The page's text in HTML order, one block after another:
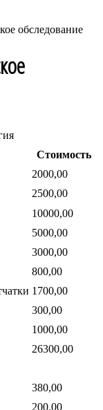
обследование
Стоимость
2000,00
2500,00
10000,00
5000,00
3000,00
800,00
1700,00
300,00
1000,00
26300,00
380,00
200,00